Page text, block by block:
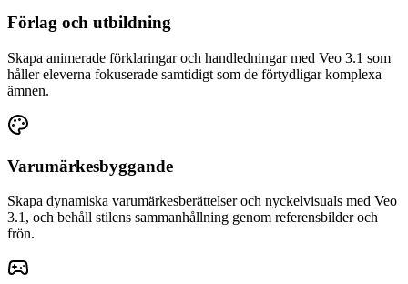
Förlag och utbildning
Skapa animerade förklaringar och handledningar med Veo 3.1 som
håller eleverna fokuserade samtidigt som de förtydligar komplexa
ämnen.
Varumärkesbyggande
Skapa dynamiska varumärkesberättelser och nyckelvisuals med Veo
3.1, och behåll stilens sammanhållning genom referensbilder och
frön.